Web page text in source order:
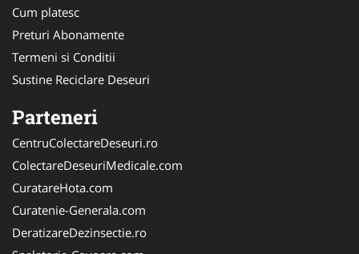
Cum platesc
Preturi Abonamente
Termeni si Conditii
Sustine Reciclare Deseuri
Parteneri
CentruColectareDeseuri.ro
ColectareDeseuriMedicale.com
CuratareHota.com
Curatenie-Generala.com
DeratizareDezinsectie.ro